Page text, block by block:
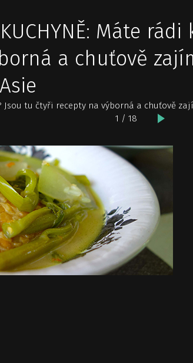
Máte
a chuťově
Jsou tu čtyři recepty na výborná a chuťově
1 / 18